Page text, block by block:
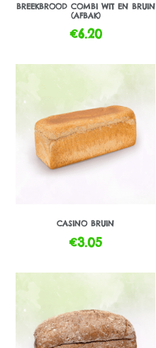
BREEKBROOD COMBI WIT EN BRUIN
(AFBAK)
€6.20
CASINO BRUIN
€3.05